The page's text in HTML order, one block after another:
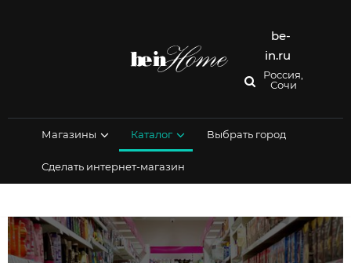
be-
in.ru
Россия,
Сочи
Магазины Каталог Выбрать город
Сделать интернет-магазин